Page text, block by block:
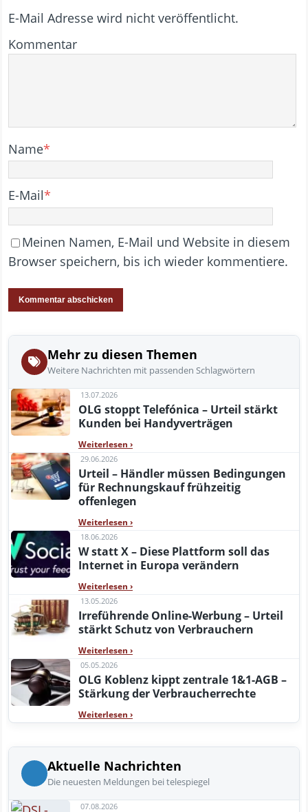
E-Mail Adresse wird nicht veröffentlicht.
Kommentar
Name*
E-Mail*
Meinen Namen, E-Mail und Website in diesem
Browser speichern, bis ich wieder kommentiere.
Mehr zu diesen Themen
Weitere Nachrichten mit passenden Schlagwörtern
13.07.2026
OLG stoppt Telefónica – Urteil stärkt
Kunden bei Handyverträgen
Weiterlesen ›
29.06.2026
Urteil – Händler müssen Bedingungen
für Rechnungskauf frühzeitig
offenlegen
Weiterlesen ›
18.06.2026
W statt X – Diese Plattform soll das
Internet in Europa verändern
Weiterlesen ›
13.05.2026
Irreführende Online-Werbung – Urteil
stärkt Schutz von Verbrauchern
Weiterlesen ›
05.05.2026
OLG Koblenz kippt zentrale 1&1-AGB –
Stärkung der Verbraucherrechte
Weiterlesen ›
Aktuelle Nachrichten
Die neuesten Meldungen bei telespiegel
07.08.2026